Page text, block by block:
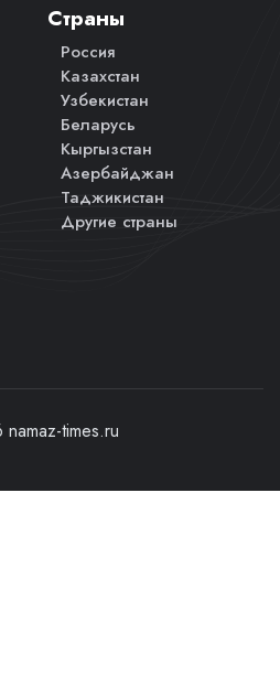
Страны
Россия
Казахстан
Узбекистан
Беларусь
Кыргызстан
Азербайджан
Таджикистан
Другие страны
times.ru